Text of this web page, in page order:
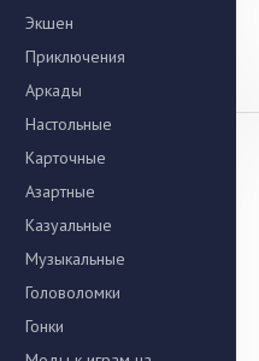
Экшен
Приключения
Аркады
Настольные
Карточные
Азартные
Казуальные
Музыкальные
Головоломки
Гонки